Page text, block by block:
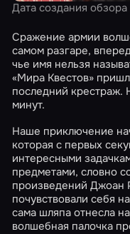
Дата создания обзора
Сражение армии
самом разгаре,
чье имя нельзя
«Мира Квестов»
последний крестраж.
минут.
Наше приключение
которая с первых
интересными
предметами, словно
произведений Джоан
почувствовали себя
сама шляпа отнесла
волшебная палочка